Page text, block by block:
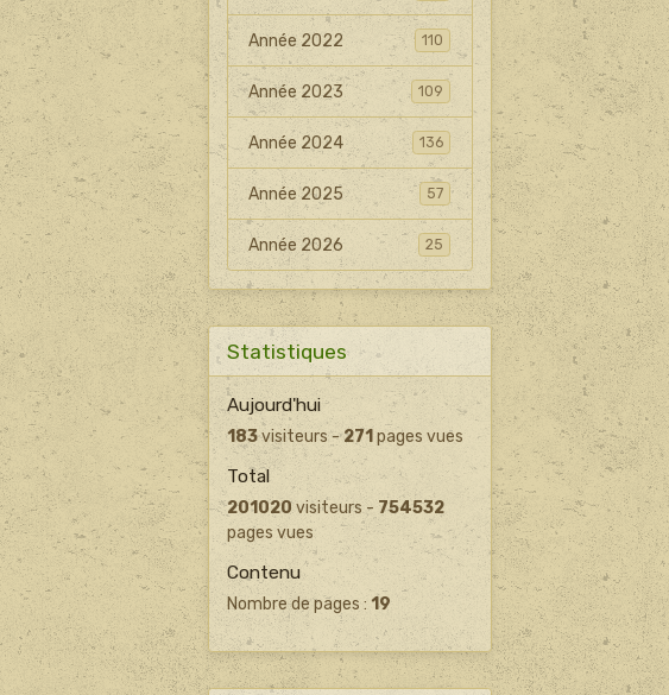
Année 2022 110
Année 2023 109
Année 2024 136
Année 2025 57
Année 2026 25
Statistiques
Aujourd'hui
183visiteurs -271 pages vues
Total
201020visiteurs - 754532
pages vues
Contenu
Nombre de pages : 19